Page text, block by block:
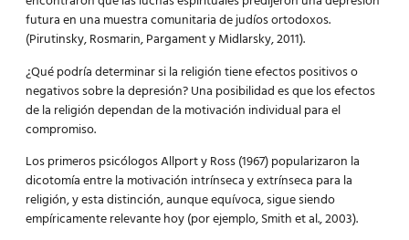
futura en una muestra comunitaria de judíos ortodoxos.
(Pirutinsky, Rosmarin, Pargament y Midlarsky, 2011).
¿Qué podría determinar si la religión tiene efectos positivos o
negativos sobre la depresión? Una posibilidad es que los efectos
de la religión dependan de la motivación individual para el
compromiso.
Los primeros psicólogos Allport y Ross (1967) popularizaron la
dicotomía entre la motivación intrínseca y extrínseca para la
religión, y esta distinción, aunque equívoca, sigue siendo
empíricamente relevante hoy (por ejemplo, Smith et al., 2003).